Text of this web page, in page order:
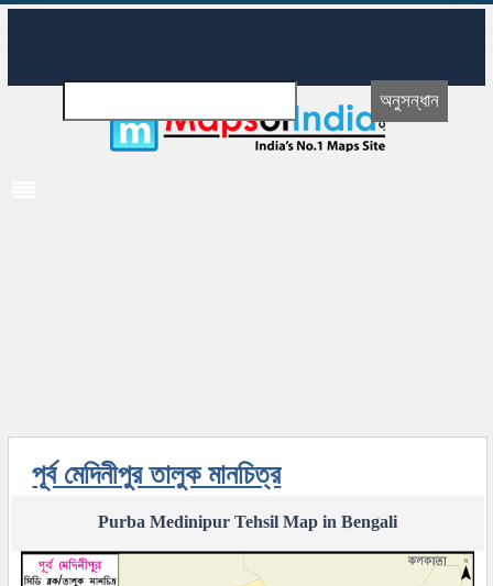
পূর্ব মেদিনীপুর তালুক মানচিত্র
Purba Medinipur Tehsil Map in Bengali